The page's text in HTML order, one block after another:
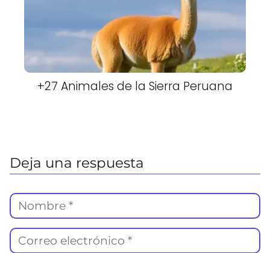
+27 Animales de la Sierra Peruana
Deja una respuesta